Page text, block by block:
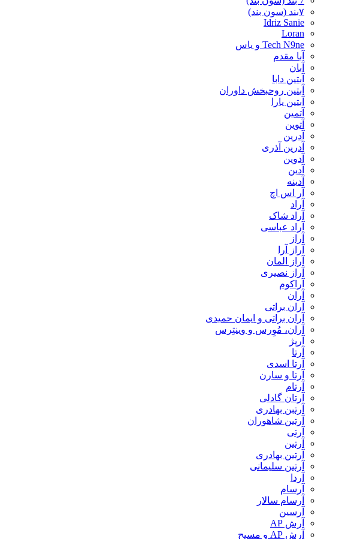
۷بند (سون بند)
Idriz Sanie
Loran
Tech N9ne و یاس
آبا مقدم
آبان
آبتین دابا
آبتین روحبخش داوران
آبتین یارا
آتمین
آتوین
آدرین
آدرین آذری
آدوین
آدین
آدینه
آر اس اچ
آراد
آراد شاک
آراد عباسی
آراز
آراز آرا
آراز المان
آراز نصیری
آراکوم
آران
آران براتی
آران براتی و ایمان حمیدی
آران، مُوِرس و وینتِرس
آرپژ
آرتا
آرتا اسدی
آرتا و سارن
آرتام
آرتان گادلی
آرتبن بهادری
آرتين شاهوران
آرتی
آرتین
آرتین بهادری
آرتین سلیمانی
آردا
آرسام
آرسام سالار
آرسین
آرش AP
آرش AP و مسیح